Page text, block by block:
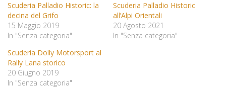
Scuderia Palladio Historic: la
decina del Grifo
15 Maggio 2019
In "Senza categoria"
Scuderia Palladio Historic
all’Alpi Orientali
20 Agosto 2021
In "Senza categoria"
Scuderia Dolly Motorsport al
Rally Lana storico
20 Giugno 2019
In "Senza categoria"